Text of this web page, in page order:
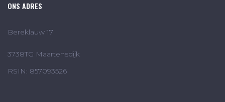
ONS ADRES
Bereklauw 17
3738TG Maartensdijk
RSIN: 857093526